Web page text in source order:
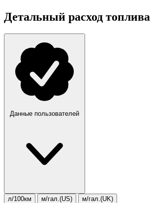
Детальный расход топлива
Данные пользователей
л/100км м/гал.(US) м/гал.(UK)